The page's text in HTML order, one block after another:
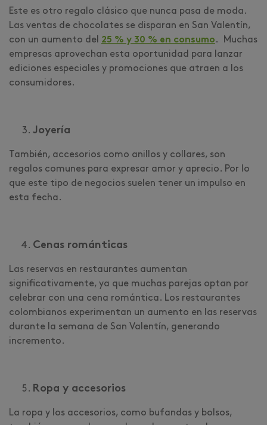
Este es otro regalo clásico que nunca pasa de moda.
Las ventas de chocolates se disparan en San Valentín,
con un aumento del 25 % y 30 % en consumo. Muchas
empresas aprovechan esta oportunidad para lanzar
ediciones especiales y promociones que atraen a los
consumidores.
Joyería
También, accesorios como anillos y collares, son
regalos comunes para expresar amor y aprecio. Por lo
que este tipo de negocios suelen tener un impulso en
esta fecha.
Cenas románticas
Las reservas en restaurantes aumentan
significativamente, ya que muchas parejas optan por
celebrar con una cena romántica. Los restaurantes
colombianos experimentan un aumento en las reservas
durante la semana de San Valentín, generando
incremento.
Ropa y accesorios
La ropa y los accesorios, como bufandas y bolsos,